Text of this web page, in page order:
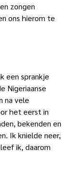
zongen
ons hierom te
een sprankje
Nigeriaanse
na vele
het eerst in
bekenden en
Ik knielde neer,
ik, daarom